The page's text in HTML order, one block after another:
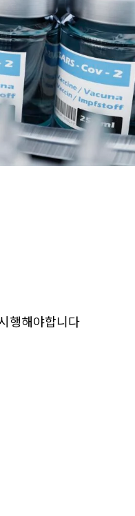
행해야합니다